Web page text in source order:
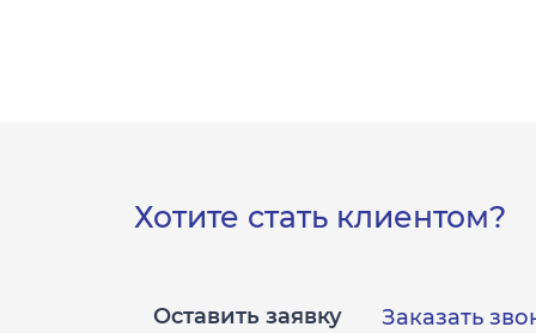
Хотите стать клиентом?
Оставить заявку Заказать